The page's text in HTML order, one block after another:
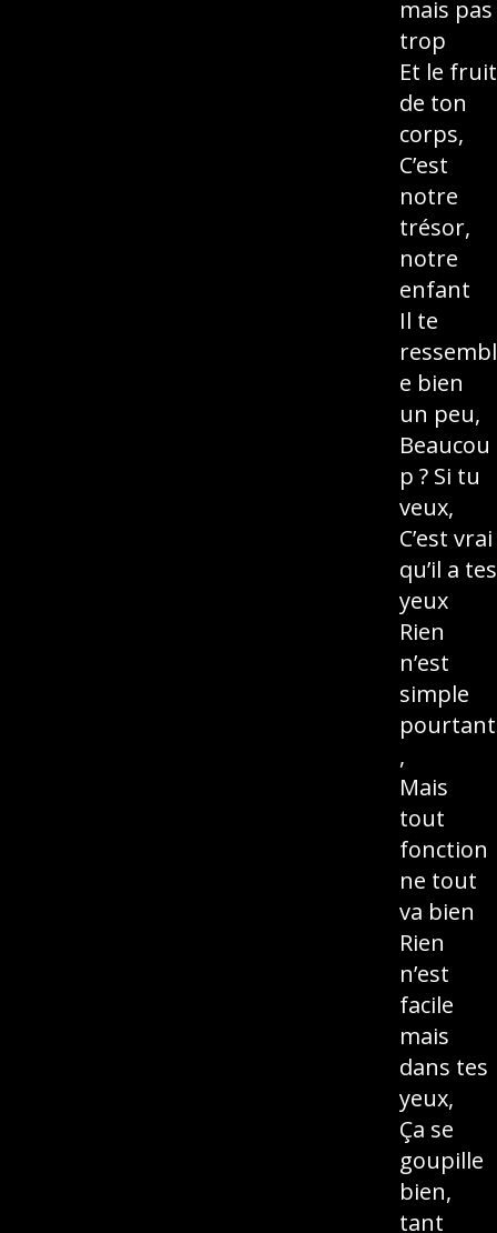
mais pas
trop
Et le fruit
de ton
corps,
C’est
notre
trésor,
notre
enfant
Il te
ressembl
e bien
un peu,
Beaucou
p ? Si tu
veux,
C’est vrai
qu’il a tes
yeux
Rien
n’est
simple
pourtant
,
Mais
tout
fonction
ne tout
va bien
Rien
n’est
facile
mais
dans tes
yeux,
Ça se
goupille
bien,
tant